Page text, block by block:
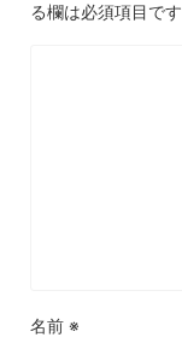
る欄は必須項目です
名前 ※